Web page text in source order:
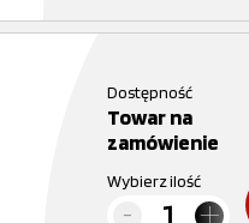
Dostępność
Towar na
zamówienie
Wybierz ilość